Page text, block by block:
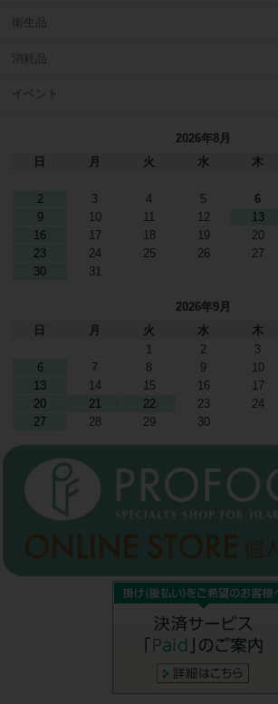
衛生品
消耗品
イベント
2026年8月
日
月 火 水 木
2
3 4 5 6
9
10 11 12 13
16
17 18 19 20
23
24 25 26 27
30
31
2026年9月
日
月 火 水 木
1
2 3
6
7 8 9 10
13
14 15 16 17
20
21 22 23 24
27
28 29 30